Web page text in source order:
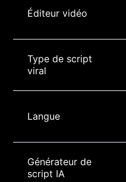
Éditeur vidéo
Type de script
viral
Langue
Générateur de
script IA